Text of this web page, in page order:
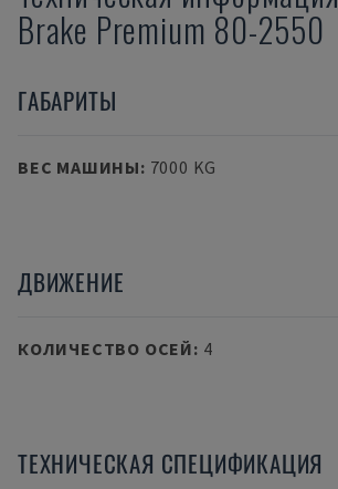
Brake Premium 80-2550
ГАБАРИТЫ
ВЕС МАШИНЫ: 7000 KG
ДВИЖЕНИЕ
КОЛИЧЕСТВО ОСЕЙ: 4
ТЕХНИЧЕСКАЯ СПЕЦИФИКАЦИЯ